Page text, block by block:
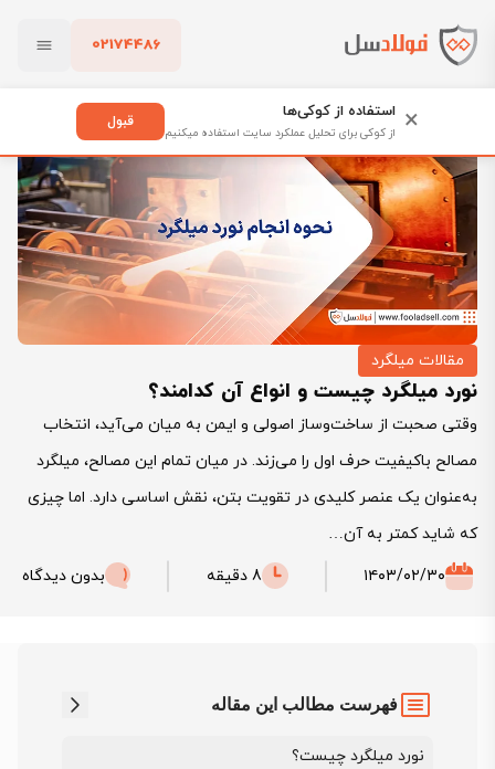
02174486
پاک کردن
فولادسل
نورد میلگرد چیست و انواع آن کدامند؟
مقالات میلگرد
نورد میلگرد چیست و انواع آن کدامند؟
وقتی صحبت از ساخت‌وساز اصولی و ایمن به میان می‌آید، انتخاب
مصالح باکیفیت حرف اول را می‌زند. در میان تمام این مصالح، میلگرد
به‌عنوان یک عنصر کلیدی در تقویت بتن، نقش اساسی دارد. اما چیزی
که شاید کمتر به آن…
۱۴۰۳/۰۲/۳۰
8 دقیقه بدون دیدگاه
فهرست مطالب این مقاله
نورد میلگرد چیست؟
× استفاده از کوکی‌ها
از کوکی برای تحلیل عملکرد سایت استفاده میکنیم
قبول